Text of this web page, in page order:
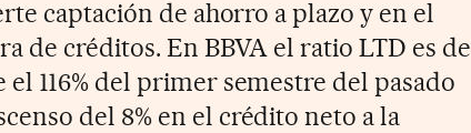
captación de ahorro a plazo y en el
de créditos. En BBVA el ratio LTD es de
el 116% del primer semestre del pasado
del 8% en el crédito neto a la